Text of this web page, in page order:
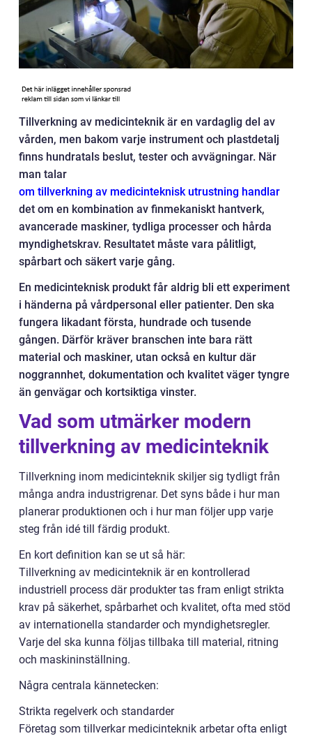
Tillverkning av medicinteknik är en vardaglig del av
vården, men bakom varje instrument och plastdetalj
finns hundratals beslut, tester och avvägningar. När
man talar
om tillverkning av medicinteknisk utrustning handlar
det om en kombination av finmekaniskt hantverk,
avancerade maskiner, tydliga processer och hårda
myndighetskrav. Resultatet måste vara pålitligt,
spårbart och säkert varje gång.
En medicinteknisk produkt får aldrig bli ett experiment
i händerna på vårdpersonal eller patienter. Den ska
fungera likadant första, hundrade och tusende
gången. Därför kräver branschen inte bara rätt
material och maskiner, utan också en kultur där
noggrannhet, dokumentation och kvalitet väger tyngre
än genvägar och kortsiktiga vinster.
Vad som utmärker modern
tillverkning av medicinteknik
Tillverkning inom medicinteknik skiljer sig tydligt från
många andra industrigrenar. Det syns både i hur man
planerar produktionen och i hur man följer upp varje
steg från idé till färdig produkt.
En kort definition kan se ut så här:
Tillverkning av medicinteknik är en kontrollerad
industriell process där produkter tas fram enligt strikta
krav på säkerhet, spårbarhet och kvalitet, ofta med stöd
av internationella standarder och myndighetsregler.
Varje del ska kunna följas tillbaka till material, ritning
och maskininställning.
Några centrala kännetecken:
Strikta regelverk och standarder
Företag som tillverkar medicinteknik arbetar ofta enligt